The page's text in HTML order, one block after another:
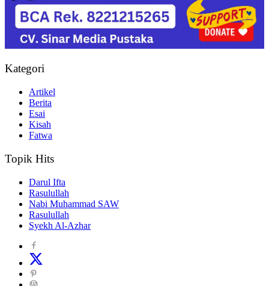
Kategori
Artikel
Berita
Esai
Kisah
Fatwa
Topik Hits
Darul Ifta
Rasulullah
Nabi Muhammad SAW
Rasulullah
Syekh Al-Azhar